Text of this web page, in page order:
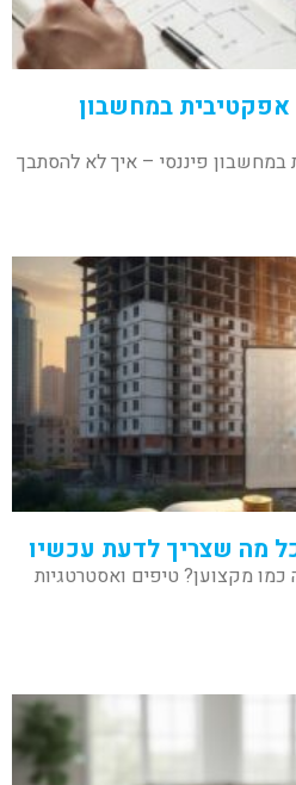
אפקטיבית במחשבון
מה שצריך לדעת עכשיו
כמו מקצוען? טיפים ואסטרטגיות